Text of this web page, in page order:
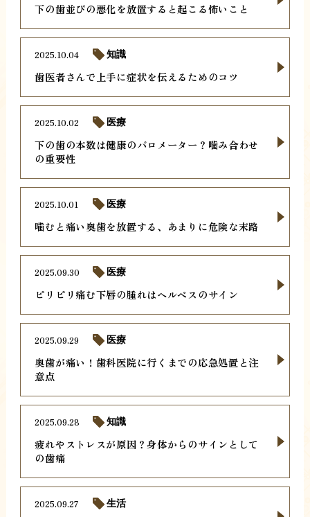
下の歯並びの悪化を放置すると起こる怖いこと
歯医者さんで上手に症状を伝えるためのコツ
2025.10.04 知識
下の歯の本数は健康のバロメーター？噛み合わせ
の重要性
2025.10.02 医療
噛むと痛い奥歯を放置する、あまりに危険な末路
2025.10.01 医療
ピリピリ痛む下唇の腫れはヘルペスのサイン
2025.09.30 医療
奥歯が痛い！歯科医院に行くまでの応急処置と注
意点
2025.09.29 医療
疲れやストレスが原因？身体からのサインとして
の歯痛
2025.09.28 知識
2025.09.27 生活